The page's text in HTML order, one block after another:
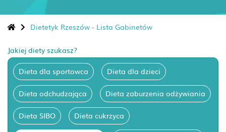
Dietetyk Rzeszów - Lista Gabinetów
Jakiej diety szukasz?
Dieta dla sportowca Dieta dla dzieci
Dieta odchudzająca Dieta zaburzenia odżywiania
Dieta SIBO Dieta cukrzyca